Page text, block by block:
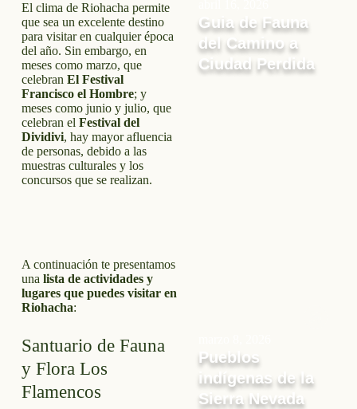
El clima de Riohacha permite
que sea un excelente destino
para visitar en cualquier época
del año. Sin embargo, en
meses como marzo, que
celebran El Festival
Francisco el Hombre; y
meses como junio y julio, que
celebran el Festival del
Dividivi, hay mayor afluencia
de personas, debido a las
muestras culturales y los
concursos que se realizan.
A continuación te presentamos
una lista de actividades y
lugares que puedes visitar en
Riohacha:
Santuario de Fauna
y Flora Los
Flamencos
Guia de Fauna
del Camino a
Ciudad Perdida
Pueblos
indígenas de la
Sierra Nevada